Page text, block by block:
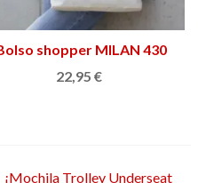
Ver más
shopper MILAN 430
22,95 €